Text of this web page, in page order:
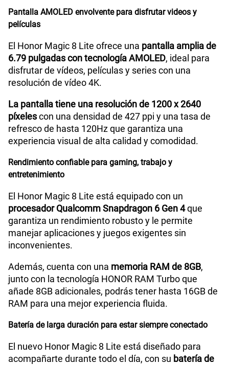
Lector de Huella Si
VoLTE
VoWiFi
Compatibilidad con eSIM
Pantalla AMOLED envolvente para disfrutar videos y
películas
El Honor Magic 8 Lite ofrece una pantalla amplia de
6.79 pulgadas con tecnología AMOLED, ideal para
disfrutar de vídeos, películas y series con una
resolución de vídeo 4K.
La pantalla tiene una resolución de 1200 x 2640
píxelescon una densidad de 427 ppi y una tasa de
refresco de hasta 120Hz que garantiza una
experiencia visual de alta calidad y comodidad.
Rendimiento confiable para gaming, trabajo y
entretenimiento
El Honor Magic 8 Lite está equipado con un
procesador Qualcomm Snapdragon 6 Gen 4que
garantiza un rendimiento robusto y le permite
manejar aplicaciones y juegos exigentes sin
inconvenientes.
Además, cuenta con una memoria RAM de 8GB,
junto con la tecnología HONOR RAM Turbo que
añade 8GB adicionales, podrás tener hasta 16GB de
RAM para una mejor experiencia fluida.
Batería de larga duración para estar siempre conectado
El nuevo Honor Magic 8 Lite está diseñado para
acompañarte durante todo el día, con su batería de